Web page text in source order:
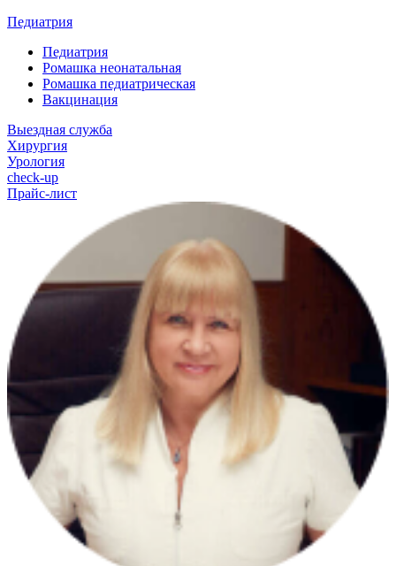
Педиатрия
Педиатрия
Ромашка неонатальная
Ромашка педиатрическая
Вакцинация
Выездная служба
Хирургия
Урология
check-up
Прайс-лист